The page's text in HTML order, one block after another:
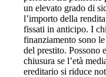
un elevato grado di
l’importo della
fissati in anticipo. I
finanziamento sono
del prestito. Possono
chiusura se l’età
ereditario si riduce